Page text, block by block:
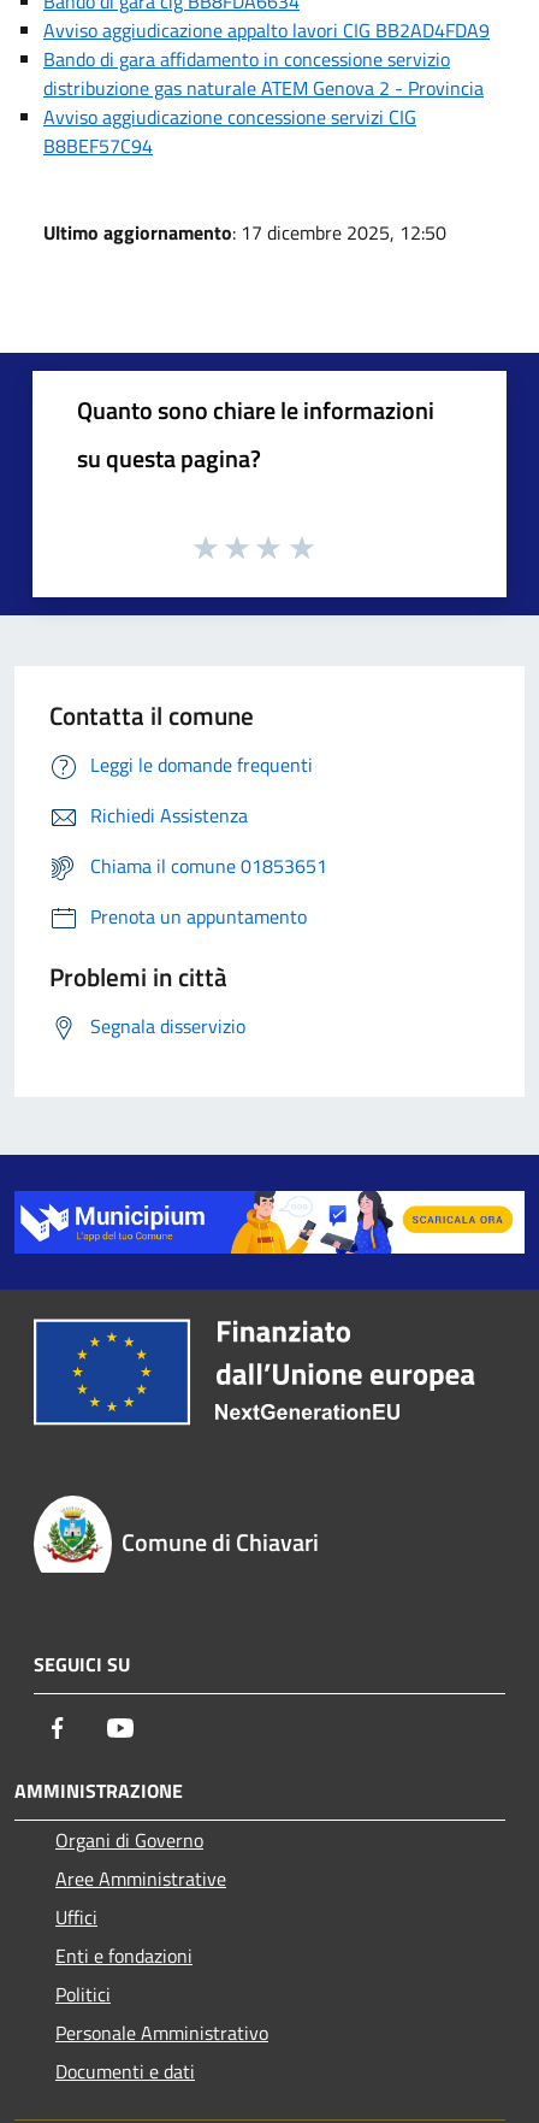
Avviso aggiudicazione appalto lavori CIG BB2AD4FDA9
Bando di gara affidamento in concessione servizio
distribuzione gas naturale ATEM Genova 2 - Provincia
Avviso aggiudicazione concessione servizi CIG
B8BEF57C94
Ultimo aggiornamento: 17 dicembre 2025, 12:50
Quanto sono chiare le informazioni
su questa pagina?
Contatta il comune
Leggi le domande frequenti
Richiedi Assistenza
Chiama il comune 01853651
Prenota un appuntamento
Problemi in città
Segnala disservizio
Comune di Chiavari
SEGUICI SU
Facebook
AMMINISTRAZIONE
Organi di Governo
Aree Amministrative
Uffici
Enti e fondazioni
Politici
Personale Amministrativo
Documenti e dati